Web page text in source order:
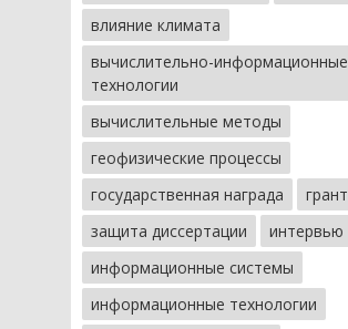
влияние климата
вычислительно-информационные
технологии
вычислительные методы
геофизические процессы
государственная награда
грант
защита диссертации
интервью
информационные системы
информационные технологии